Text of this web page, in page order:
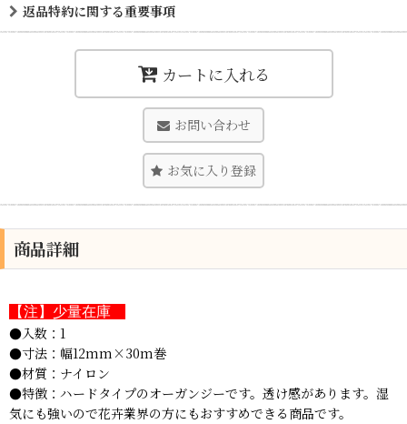
返品特約に関する重要事項
カートに入れる
お問い合わせ
お気に入り登録
商品詳細
【注】少量在庫
●入数：1
●寸法：幅12mm×30m巻
●材質：ナイロン
●特徴：ハードタイプのオーガンジーです。透け感があります。湿
気にも強いので花卉業界の方にもおすすめできる商品です。